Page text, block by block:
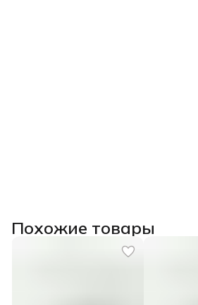
Похожие товары